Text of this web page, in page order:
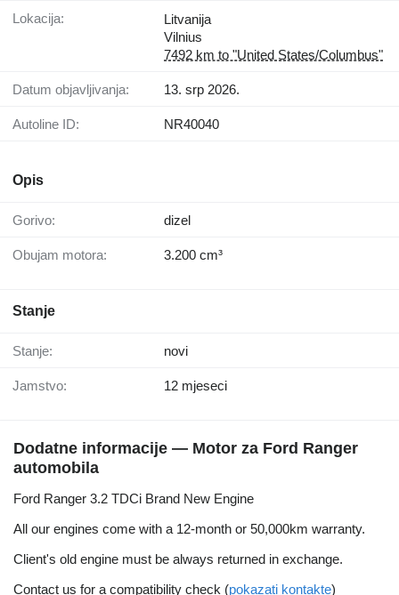
Lokacija:
Litvanija
Vilnius
7492 km to "United States/Columbus"
Datum objavljivanja: 13. srp 2026.
Autoline ID: NR40040
Opis
Gorivo: dizel
Obujam motora: 3.200 cm³
Stanje
Stanje: novi
Jamstvo: 12 mjeseci
Dodatne informacije — Motor za Ford Ranger
automobila
Ford Ranger 3.2 TDCi Brand New Engine
All our engines come with a 12-month or 50,000km warranty.
Client's old engine must be always returned in exchange.
Contact us for a compatibility check (pokazati kontakte)